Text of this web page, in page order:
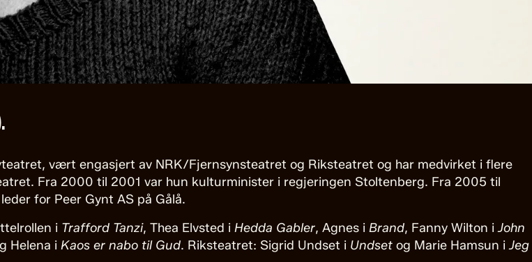
vært engasjert av NRK/Fjernsynsteatret og Riksteatret og har medvirket i flere
Fra 2000 til 2001 var hun kulturminister i regjeringen Stoltenberg. Fra 2005 til
for Peer Gynt AS på Gålå.
i Trafford Tanzi, Thea Elvsted i Hedda Gabler, Agnes i Brand, Fanny Wilton iJohn
Helena i Kaos er nabo til Gud. Riksteatret: Sigrid Undset i Undset og Marie Hamsun iJeg